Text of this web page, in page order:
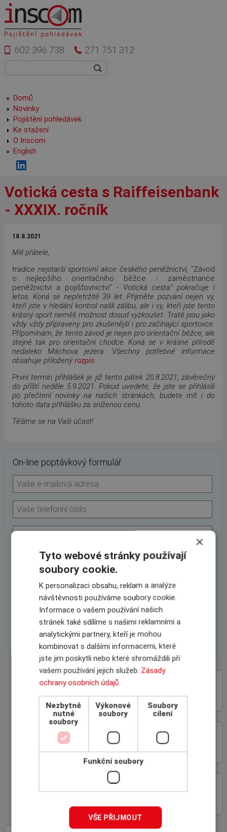
Přejít k hlavnímu obsahu
602 396 738 271 751 312
Hlavní menu
Domů
Novinky
Pojištění pohledávek
Ke stažení
O Inscom
English
Votická cesta s Raiffeisenbank
- XXXIX. ročník
18.8.2021
Milí přátelé,
tradice nejstarší sportovní akce českého peněžnictví, "Závod
o nejlepšího orientačního běžce - zaměstnance
peněžnictví a pojišťovnictví" - Votická cesta" pokračuje i
letos. Koná se nepřetržitě 39 let. Přijměte pozvání nejen vy,
kteří jste v hledání kontrol našli zálibu, ale i vy, kteří jste tento
krásný sport neměli možnost dosud vyzkoušet. Tratě jsou jako
vždy vždy připraveny pro zkušenější i pro začínající sportovce.
Připomínám, že tento závod je nejen pro orientační běžce, ale
stejně tak pro orientační chodce. Koná se v krásné přírodě
nedaleko Máchova jezera. Všechny potřebné informace
obsahuje přiložený rozpis
První termín přihlášek je již tento pátek 20.8.2021, závěrečný
do příští neděle 5.9.2021. Pokud uvedete, že jste se přihlásili
po přečtení novinky na našich stránkách, budete mít i do
tohoto data přihlášku za sníženou cenu.
Těšíme se na Vaši účast!
On-line poptávkový formulář
VÝHODY SPOLUPRÁCE
S INSCOM
ON-LINE ROZHRANÍ
POJIŠŤOVEN
×
Tyto webové stránky používají
soubory cookie.
K personalizaci obsahu, reklam a analýze
návštěvnosti používáme soubory cookie.
Informace o vašem používání našich
stránek také sdílíme s našimi reklamními a
analytickými partnery, kteří je mohou
kombinovat s dalšími informacemi, které
jste jim poskytli nebo které shromáždili při
vašem používání jejich služeb. Zásady
ochrany osobních údajů
Nezbytně
nutné
soubory
Výkonové
soubory
Soubory
cílení
Funkční soubory
VŠE PŘIJMOUT